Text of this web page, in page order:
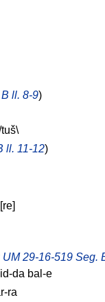
ll. 8-9)
\
ll. 11-12)
]
UM 29-16-519 Seg.
da bal-e
ra